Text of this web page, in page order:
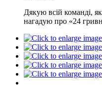
Дякую всій команді,
нагадую про «24